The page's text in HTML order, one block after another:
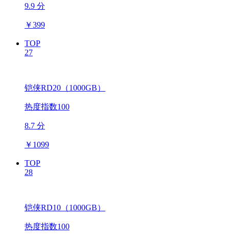
9.9 分
￥399
TOP
27
铠侠RD20（1000GB）
热度指数100
8.7 分
￥ 1099
TOP
28
铠侠RD10（1000GB）
热度指数100